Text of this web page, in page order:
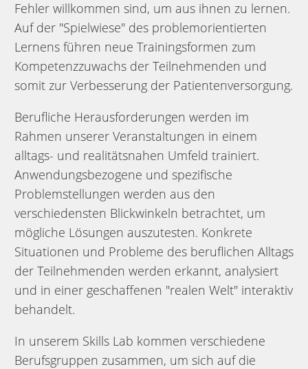
Fehler willkommen sind, um aus ihnen zu lernen.
Auf der "Spielwiese" des problemorientierten
Lernens führen neue Trainingsformen zum
Kompetenzzuwachs der Teilnehmenden und
somit zur Verbesserung der Patientenversorgung.
Berufliche Herausforderungen werden im
Rahmen unserer Veranstaltungen in einem
alltags- und realitätsnahen Umfeld trainiert.
Anwendungsbezogene und spezifische
Problemstellungen werden aus den
verschiedensten Blickwinkeln betrachtet, um
mögliche Lösungen auszutesten. Konkrete
Situationen und Probleme des beruflichen Alltags
der Teilnehmenden werden erkannt, analysiert
und in einer geschaffenen "realen Welt" interaktiv
behandelt.
In unserem Skills Lab kommen verschiedene
Berufsgruppen zusammen, um sich auf die